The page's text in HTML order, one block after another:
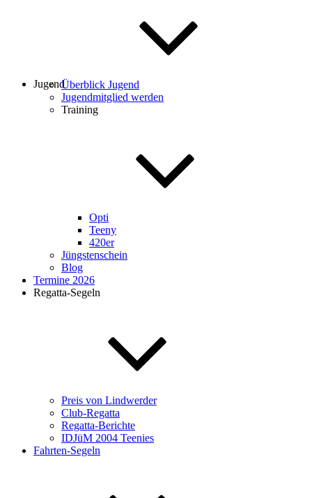
JugendÜberblick Jugend
Jugendmitglied werden
Training
Opti
Teeny
420er
Jüngstenschein
Blog
Termine 2026
Regatta-Segeln
Preis von Lindwerder
Club-Regatta
Regatta-Berichte
IDJüM 2004 Teenies
Fahrten-Segeln